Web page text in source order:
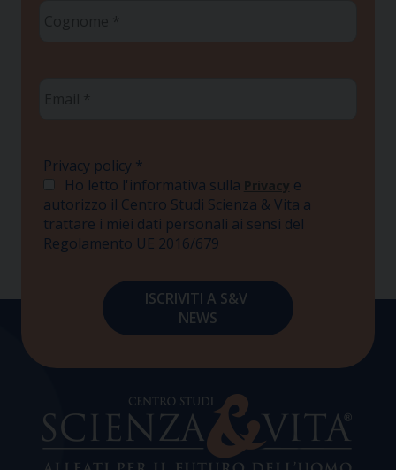
Privacy policy *
Ho letto l'informativa sulla Privacy e
autorizzo il Centro Studi Scienza & Vita a
trattare i miei dati personali ai sensi del
Regolamento UE 2016/679